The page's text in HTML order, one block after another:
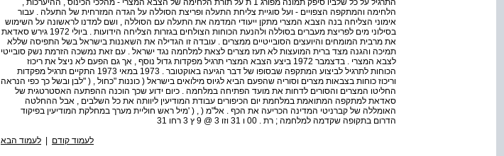
הלחימה והמתקפה הצפויים - ועל סוגיית צליחת התעלה ופריצת הסוללה על הגדה המזרחית של התעלה . עבור
אימוני הצליחה בנה הצבא המצרי מתקן ייעודי המדמה את התעלה עם הסוללה , ושם למדנו לראשונה על השימוש
בסילוני מים לפריצת מעברים בסוללה ולהנעת הכוחות הצולחים בגזרות הצליחה הידועות . ביולי 1972 גירש סאדאת
את מרבית המומחים והיועצים הסובייטיים ממצרים . עובדה זו הגדילה את השאננות בישראל בשל התפיסה שללא
תמיכה והגנה מצד ברית המועצות לא תעז מצרים לצאת למלחמה נגד ישראל . עם זאת נמשכה הזרמת נשק סובייטי
לצבא המצרי . בדצמבר 1972 ביצע הצבא המצרי תרגיל מפקדות גדול נוסף , אך גם הפעם לא ניצל את ריכוז
הכוחות לתרגיל לביצוע המתקפה שבסופו של דבר הגיעה באוקטובר . 1973 במאי 1973 התקיים תרגיל מפקדות
וריכוז כוחות בצבאות מצרים וסוריה שהפעם הביא לגיוס מילואים בישראל ( כוננות "כחול , ( "לבן ובשל כך כפי הנראה
החליטו המצרים והסורים לדחות את מועד הפתיחה במלחמה . כיום ידוע שכך הוכנה ההפתעה האסטרטגית של
סאדאת למתקפה המתואמת במלחמת יום הכיפורים עבודת המודיעין ליוותה את כל השלבים , אבל ההחלטה
האומללה של קברניטי המדינה הכריעה את הכף . אל"מ ( , ( 'מיל ראש חוליית מערך במחלקת המודיעין בפיקוד
הדרום בתקופה שקדמה למלחמה ; רת . 00 ו 31 וזו 3 @ 9 ץ 3 רחו 31
לעמוד קודם | לעמוד הבא